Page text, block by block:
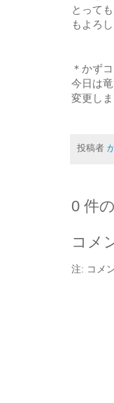
とって
もよろ
＊かず
今日は
変更し
投稿者
0 件
コメ
注: コメ